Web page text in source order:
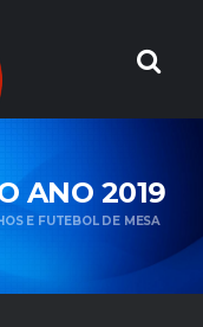
ANO 2019
E FUTEBOL DE MESA